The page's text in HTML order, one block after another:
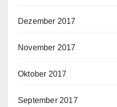
Dezember 2017
November 2017
Oktober 2017
September 2017